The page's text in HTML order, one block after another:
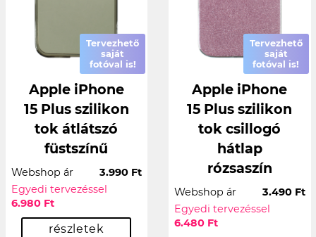
Tervezhető
saját
fotóval is!
Apple iPhone
15 Plus szilikon
tok átlátszó
füstszínű
Webshop ár
3.990 Ft
Egyedi tervezéssel
6.980 Ft
részletek
Tervezhető
saját
fotóval is!
Apple iPhone
15 Plus szilikon
tok csillogó
hátlap
rózsaszín
Webshop ár
3.490 Ft
Egyedi tervezéssel
6.480 Ft